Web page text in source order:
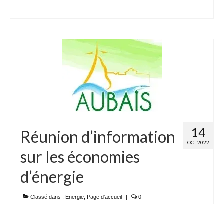
14
OCT 2022
Réunion d’information
sur les économies
d’énergie
Classé dans : Energie Page d'accueil | 0